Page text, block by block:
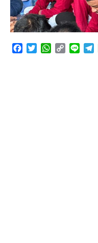
FacebookTwitterWhatsApp
Copy
Line